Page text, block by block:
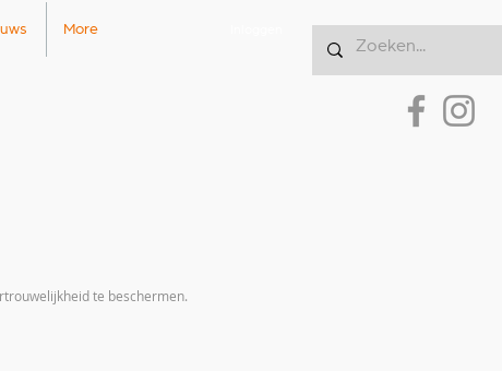
More
te beschermen.